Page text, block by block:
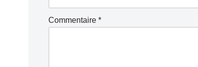
Commentaire *